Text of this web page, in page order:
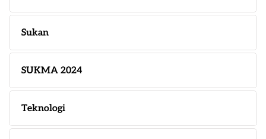
Sukan
SUKMA 2024
Teknologi